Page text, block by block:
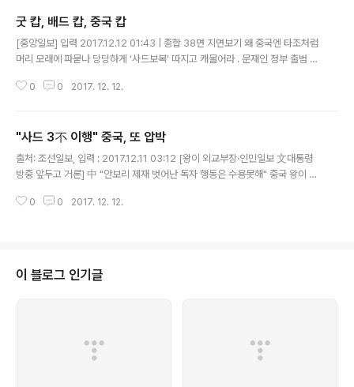
굿 캅, 배드 캅, 중국 캅
[중앙일보] 입력 2017.12.12 01:43 | 종합 38면 지면보기 왜 중국엔 타조처럼
머리 모래에 파묻나 당당하게 ‘사드보복’ 따지고 캐물어라 . 문재인 정부 출범 직
지만 문재인 대통령은 ‘선 한·미 정상회담’을 ..
0 0 2017. 12. 12.
"사드 3不 이행" 중국, 또 압박
출처: 조선일보, 입력 : 2017.12.11 03:12 [왕이 외교부장·인민일보 文대통령
방중 앞두고 거론] 中 "안보리 제재 벗어난 독자 행동은 수용못해" 중국 왕이 외
계) 문제에 대한 한국 측의 '3불(不)' 표명을 다시 한번 거론..
0 0 2017. 12. 12.
이 블로그 인기글